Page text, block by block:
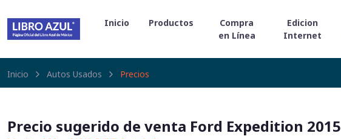
Inicio Productos
Compra
en Línea
Edicion
Internet
Inicio Autos Usados Precios
Precio sugerido de venta Ford Expedition 2015